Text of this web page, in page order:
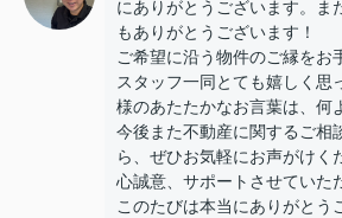
にありがとうございます。ま
もありがとうございます！
ご希望に沿う物件のご縁をお
スタッフ一同とても嬉しく思
様のあたたかなお言葉は、何
今後また不動産に関するご相
ら、ぜひお気軽にお声がけく
心誠意、サポートさせていた
このたびは本当にありがとう